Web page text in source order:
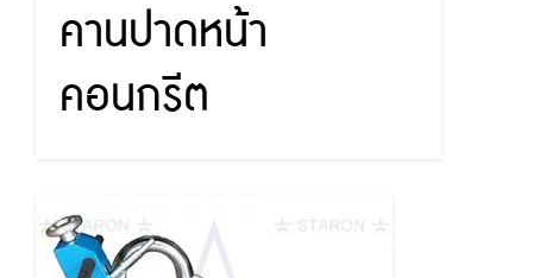
คานปาดหน้า
คอนกรีต